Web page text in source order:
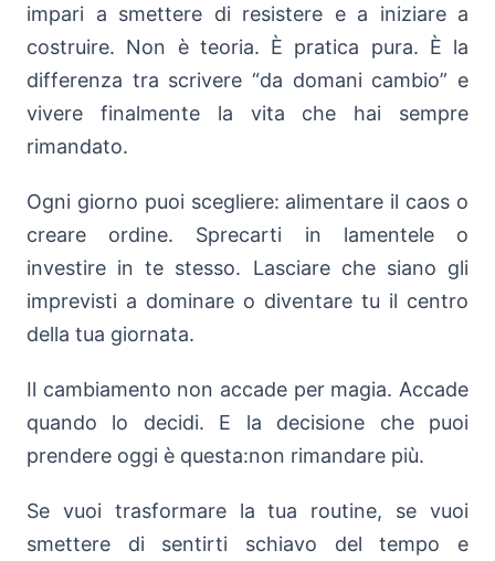
impari a smettere di resistere e a iniziare a
costruire. Non è teoria. È pratica pura. È la
differenza tra scrivere “da domani cambio” e
vivere finalmente la vita che hai sempre
rimandato.
Ogni giorno puoi scegliere: alimentare il caos o
creare ordine. Sprecarti in lamentele o
investire in te stesso. Lasciare che siano gli
imprevisti a dominare o diventare tu il centro
della tua giornata.
Il cambiamento non accade per magia. Accade
quando lo decidi. E la decisione che puoi
prendere oggi è questa:non rimandare più.
Se vuoi trasformare la tua routine, se vuoi
smettere di sentirti schiavo del tempo e